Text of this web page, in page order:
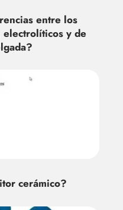
entre los
electrolíticos y de
cerámico?